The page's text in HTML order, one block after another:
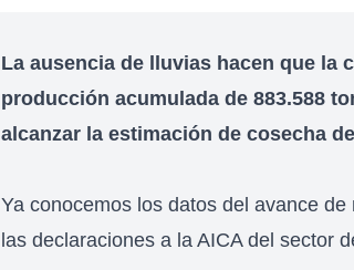
La ausencia de lluvias hacen que la
producción acumulada de 883.588
alcanzar la estimación de cosecha
Ya conocemos los datos del avance
las declaraciones a la AICA del sector